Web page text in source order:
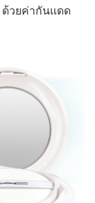
ด้วยค่ากันแดด